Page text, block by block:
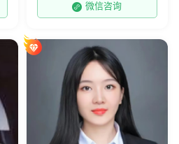
微信咨询